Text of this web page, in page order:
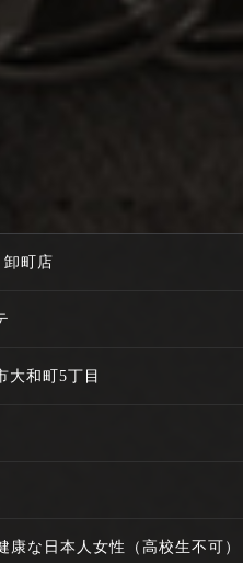
町店
大和町5丁目
康な日本人女性（高校生不可）